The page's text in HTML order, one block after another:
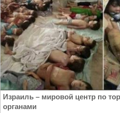
Израиль – мировой центр по
органами